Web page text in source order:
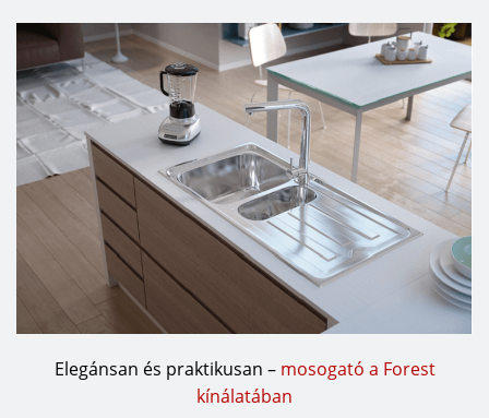
Elegánsan és praktikusan – mosogató a Forest
kínálatában